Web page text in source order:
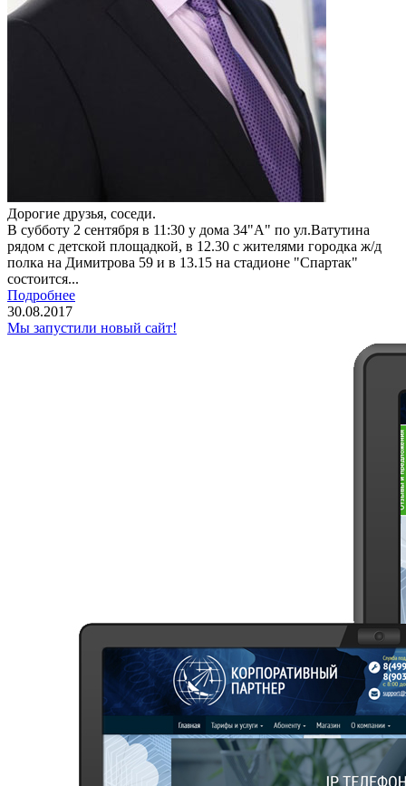
Дорогие друзья, соседи.
В субботу 2 сентября в 11:30 у дома 34"А" по ул.Ватутина
рядом с детской площадкой, в 12.30 с жителями городка ж/д
полка на Димитрова 59 и в 13.15 на стадионе "Спартак"
состоится...
Подробнее
30.08.2017
Мы запустили новый сайт!